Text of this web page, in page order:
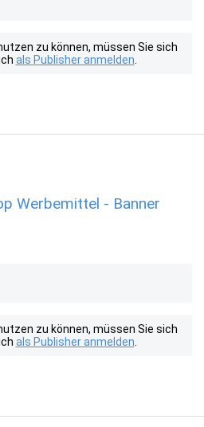
zu können, müssen Sie sich
als Publisher anmelden
Werbemittel - Banner
zu können, müssen Sie sich
als Publisher anmelden